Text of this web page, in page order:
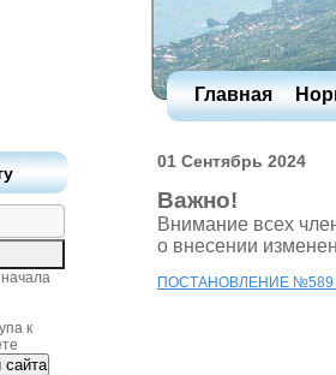
Главная
к
сайта
01 Сентябрь 2024
Важно!
Внимание всех
о внесении
ПОСТАНОВЛЕНИЕ №589